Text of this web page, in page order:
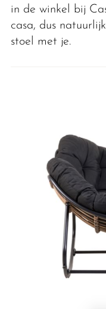
in de winkel bij
casa, dus
stoel met je.